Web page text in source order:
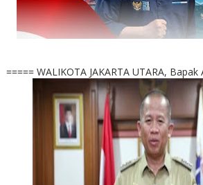
===== WALIKOTA JAKARTA UTARA,